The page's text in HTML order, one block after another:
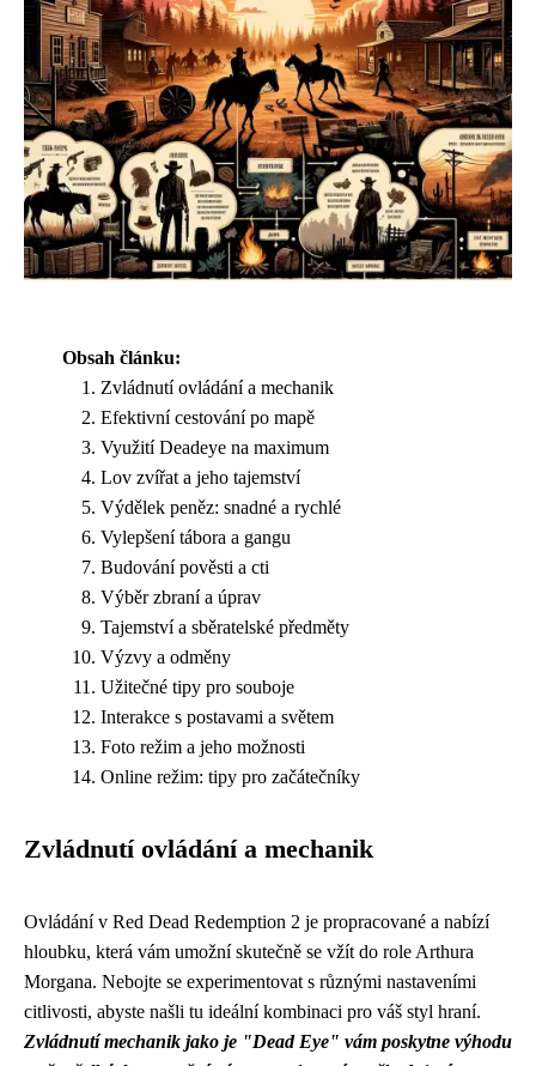
Obsah článku:
Zvládnutí ovládání a mechanik
Efektivní cestování po mapě
Využití Deadeye na maximum
Lov zvířat a jeho tajemství
Výdělek peněz: snadné a rychlé
Vylepšení tábora a gangu
Budování pověsti a cti
Výběr zbraní a úprav
Tajemství a sběratelské předměty
Výzvy a odměny
Užitečné tipy pro souboje
Interakce s postavami a světem
Foto režim a jeho možnosti
Online režim: tipy pro začátečníky
Zvládnutí ovládání a mechanik
Ovládání v Red Dead Redemption 2 je propracované a nabízí
hloubku, která vám umožní skutečně se vžít do role Arthura
Morgana. Nebojte se experimentovat s různými nastaveními
citlivosti, abyste našli tu ideální kombinaci pro váš styl hraní.
Zvládnutí mechanik jako je "Dead Eye" vám poskytne výhodu